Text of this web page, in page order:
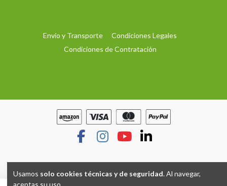
Envío y Transporte
Condiciones Legales
Condiciones de Contratación
Usamos solo cookies técnicas y de seguridad. Al navegar,
aceptas su uso.